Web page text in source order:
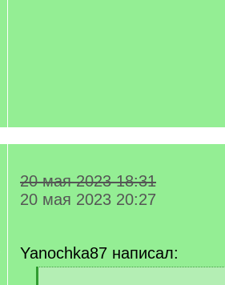
20 мая 2023 18:31
20 мая 2023 20:27
Yanochka87 написал: